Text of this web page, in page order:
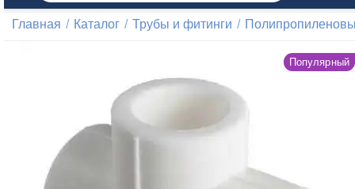
Главная / Каталог / Трубы и фитинги /
Популярный